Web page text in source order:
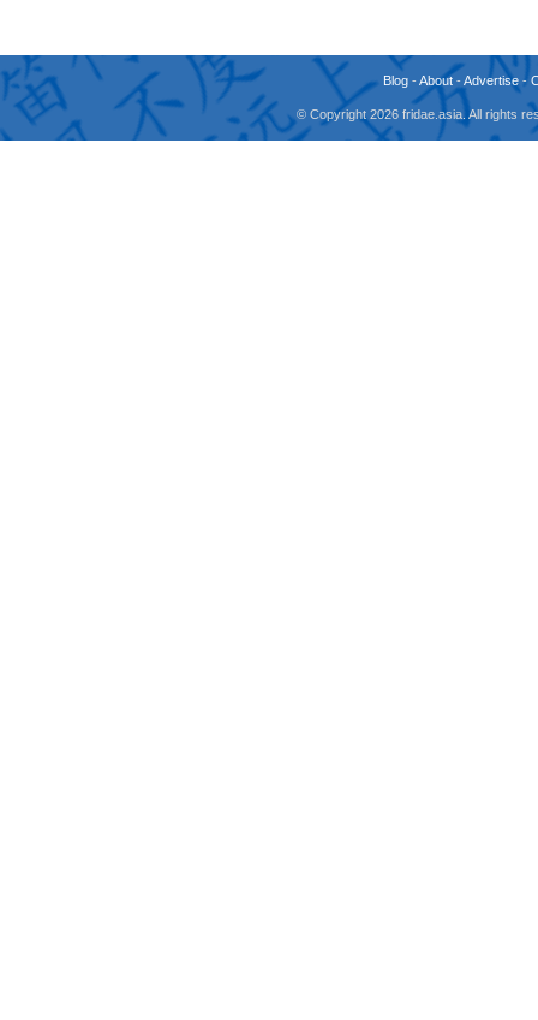
Blog -About -Advertise -
© Copyright 2026 fridae.asia. All rights